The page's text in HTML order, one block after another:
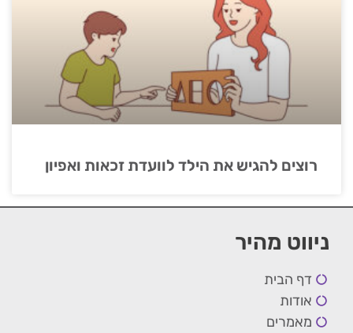
רוצים להגיש את הילד לוועדת זכאות ואפיון
ניווט מהיר
דף הבית
אודות
מאמרים